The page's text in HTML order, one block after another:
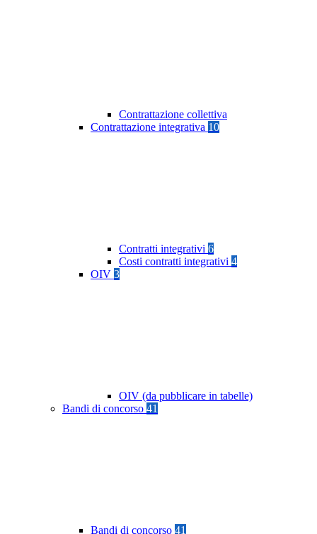
Contrattazione collettiva
Contrattazione integrativa 10
Contratti integrativi 6
Costi contratti integrativi 4
OIV 3
OIV (da pubblicare in tabelle)
Bandi di concorso 41
Bandi di concorso 41